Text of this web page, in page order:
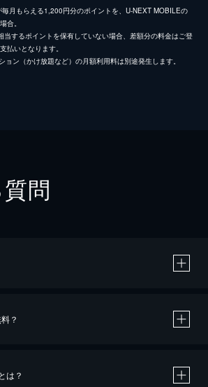
月もらえる1,200円分のポイントを、U-NEXT MOBILEの
合。
当するポイントを保有していない場合、差額分の料金はご登
払いとなります。
ン（かけ放題など）の月額利用料は別途発生します。
問
？
は？